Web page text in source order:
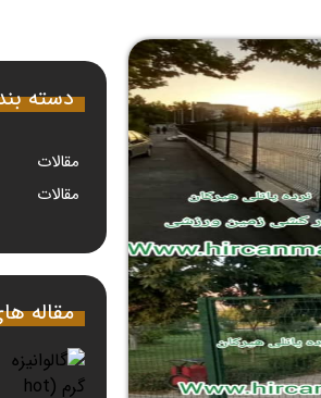
دسته
مقالات
مقالات
مقاله